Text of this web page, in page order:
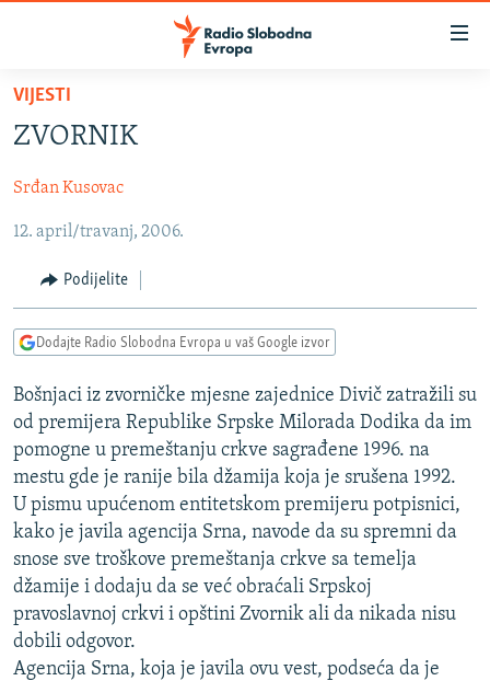
Pređite
glavni
Pređite
na
navigaciju
Pređite
na
pretragu
SRBIJA
KOSOVO
CRNA GORA
VIZUELNO
VIDEO
FOTOGALERIJE
INFOGRAFIKE
PODCASTI
RAT U UKRAJINI
KINA NA BALKANU
RSE PRIČE IZ SVIJETA
ISPRIČAJ MI
DNEVNO@RSE
SPECIJALI RSE
VIŠE OD NASLOVA
GENOCID U SREBRENICI
PRATITE NAS
VIJESTI
ZVORNIK
Srđan Kusovac
12. april/travanj, 2006.
Podijelite
Dodajte Radio Slobodna Evropa u vaš Google izvor
Bošnjaci iz zvorničke mjesne zajednice Divič zatražili su
od premijera Republike Srpske Milorada Dodika da im
pomogne u premeštanju crkve sagrađene 1996. na
mestu gde je ranije bila džamija koja je srušena 1992.
U pismu upućenom entitetskom premijeru potpisnici,
kako je javila agencija Srna, navode da su spremni da
snose sve troškove premeštanja crkve sa temelja
džamije i dodaju da se već obraćali Srpskoj
pravoslavnoj crkvi i opštini Zvornik ali da nikada nisu
dobili odgovor.
Agencija Srna, koja je javila ovu vest, podseća da je